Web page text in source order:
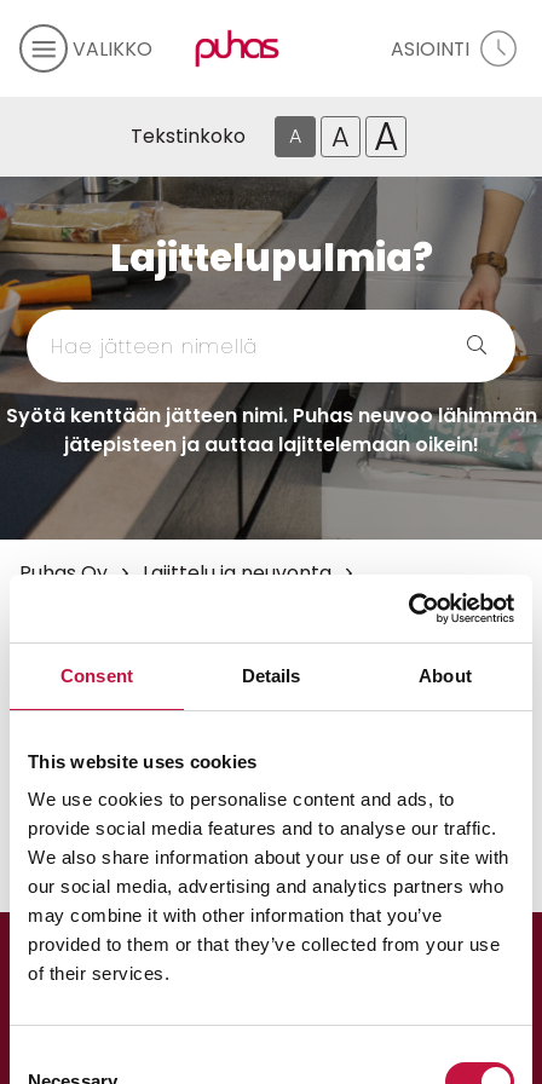
Consent Details About
This website uses cookies
We use cookies to personalise content and ads, to
provide social media features and to analyse our traffic.
We also share information about your use of our site with
our social media, advertising and analytics partners who
may combine it with other information that you’ve
provided to them or that they’ve collected from your use
of their services.
VALIKKO ASIOINTI
Tekstinkoko A A A
Lajittelupulmia?
Syötä kenttään jätteen nimi. Puhas neuvoo lähimmän
jätepisteen ja auttaa lajittelemaan oikein!
Puhas Oy
Lajittelu ja neuvonta
Patja
Vie patjat ja petauspatjat Kontiokaaren